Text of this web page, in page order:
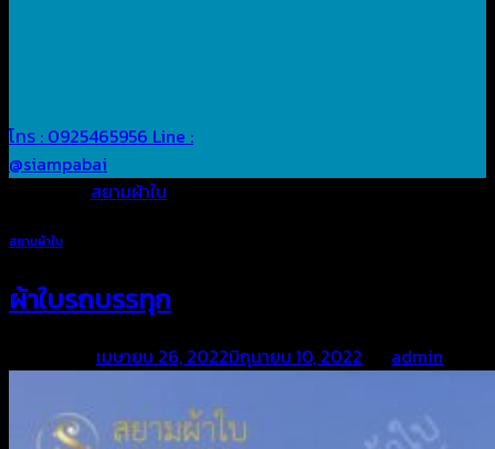
โทร : 0925465956 Line :
@siampabai
สยามผ้าใบ
สยามผ้าใบ
ผ้าใบรถบรรทุก
เมษายน 26, 2022มิถุนายน 10, 2022 admin